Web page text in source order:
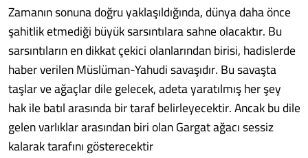
Zamanın sonuna doğru yaklaşıldığında, dünya daha önce
şahitlik etmediği büyük sarsıntılara sahne olacaktır. Bu
sarsıntıların en dikkat çekici olanlarından birisi, hadislerde
haber verilen Müslüman-Yahudi savaşıdır. Bu savaşta
taşlar ve ağaçlar dile gelecek, adeta yaratılmış her şey
hak ile batıl arasında bir taraf belirleyecektir. Ancak bu dile
gelen varlıklar arasından biri olan Gargat ağacı sessiz
kalarak tarafını gösterecektir